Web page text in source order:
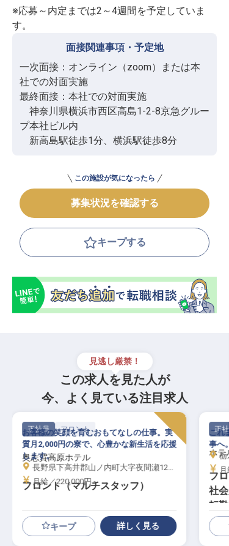
※応募～内定までは2～4週間を予定していま
す。
面接関連事項・予定地
一次面接：オンライン（zoom）または本
社での対面実施
最終面接：本社での対面実施
神奈川県横浜市西区高島1-2-8京急グルー
プ本社ビル内
新高島駅徒歩1分、横浜駅徒歩8分
この施設が気になったら
募集状況を確認する
キープする
見逃し厳禁！
この求人を見た人が
今、よく見ている注目求人
正社員 フロント
奥志賀高原ホテル
フロント（マルチスタッフ）
お客様の笑顔を育むおもてなしの仕事。実
質月2,000円の寮で、心豊かな新生活を応援
します。
長野県下高井郡山ノ内町大字夜間瀬12377-17
月給／220,000円～
キープ 詳しく見る
正社
ホテ
フ
社
転勤
これ
事へ
栃